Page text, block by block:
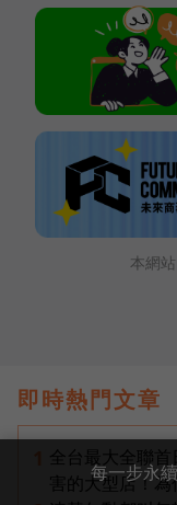
本網
即時熱門文章
全台最大全聯
害的大型店！
每一步永